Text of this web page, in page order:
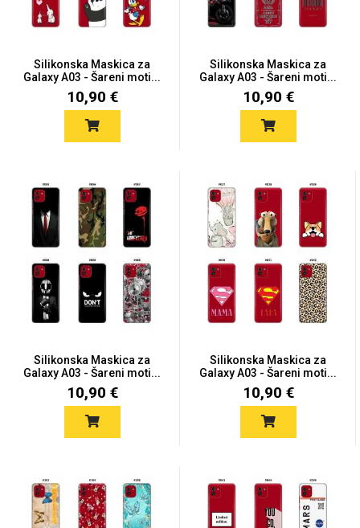
Silikonska Maskica za
Galaxy A03 - Šareni moti...
10,90 €
Silikonska Maskica za
Galaxy A03 - Šareni moti...
10,90 €
Silikonska Maskica za
Galaxy A03 - Šareni moti...
10,90 €
Silikonska Maskica za
Galaxy A03 - Šareni moti...
10,90 €
Zodiac Halloween
Doodles Apstraktni motivi
Monogrami Dječji motivi